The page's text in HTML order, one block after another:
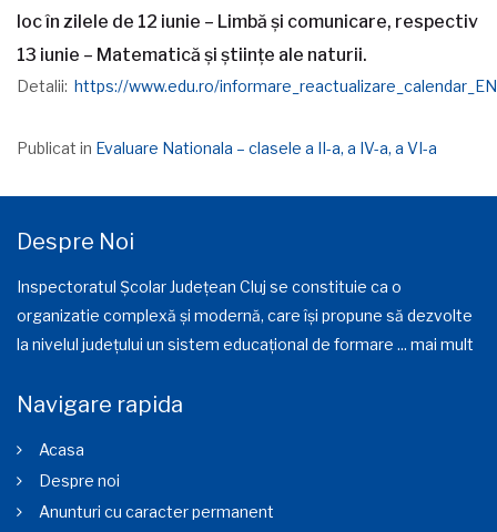
loc în zilele de 12 iunie – Limbă și comunicare, respectiv
13 iunie – Matematică și științe ale naturii.
Detalii: https://www.edu.ro/
Publicat in Evaluare Nationala – clasele a II-a, a IV-a, a VI-a
Despre Noi
Inspectoratul Școlar Județean Cluj se constituie ca o
organizatie complexă și modernă, care își propune să dezvolte
la nivelul județului un sistem educațional de formare ... mai mult
Navigare rapida
Acasa
Despre noi
Anunturi cu caracter permanent